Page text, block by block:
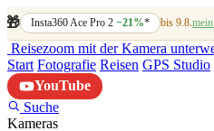
🎁 Insta360 Ace Pro 2−21%* bis 9.8.
Reisezoom mit der Kamera
Start Fotografie Reisen GPS Studio
YouTube
Suche
Kameras